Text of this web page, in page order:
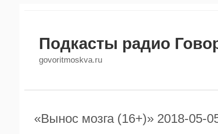
Подкасты радио
govoritmoskva.ru
«Вынос мозга (16+)» 2018-05-